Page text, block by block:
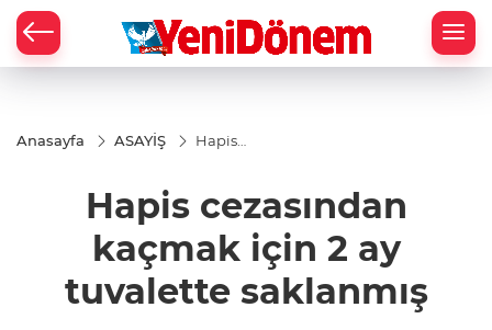
Anasayfa ASAYİŞ
Hapis
tuvalette
Hapis cezasından
kaçmak için 2 ay
tuvalette saklanmış